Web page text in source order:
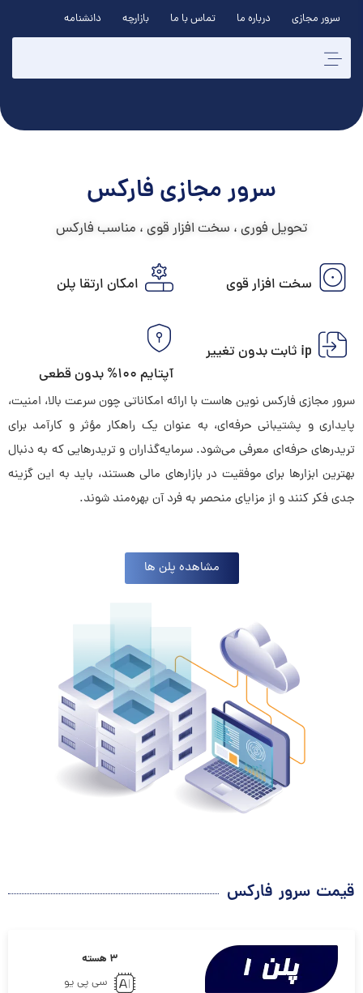
سرور مجازی درباره ما تماس با ما بازارچه دانشنامه
سرور مجازی فارکس
تحویل فوری ، سخت افزار قوی ، مناسب فارکس
سخت افزار قوی امکان ارتقا پلن
ip ثابت بدون تغییر
آپتایم ۱۰۰% بدون قطعی
سرور مجازی فارکس نوین هاست با ارائه امکاناتی چون سرعت بالا، امنیت،
پایداری و پشتیبانی حرفه‌ای، به عنوان یک راهکار مؤثر و کارآمد برای
تریدرهای حرفه‌ای معرفی می‌شود. سرمایه‌گذاران و تریدرهایی که به دنبال
بهترین ابزارها برای موفقیت در بازارهای مالی هستند، باید به این گزینه
جدی فکر کنند و از مزایای منحصر به فرد آن بهره‌مند شوند.
مشاهده پلن ها
قیمت سرور فارکس
۳ هسته
سی پی یو